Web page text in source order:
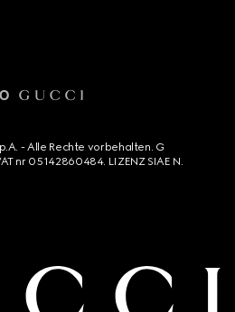
- Alle Rechte vorbehalten. G
nr 05142860484. LIZENZ SIAE N.